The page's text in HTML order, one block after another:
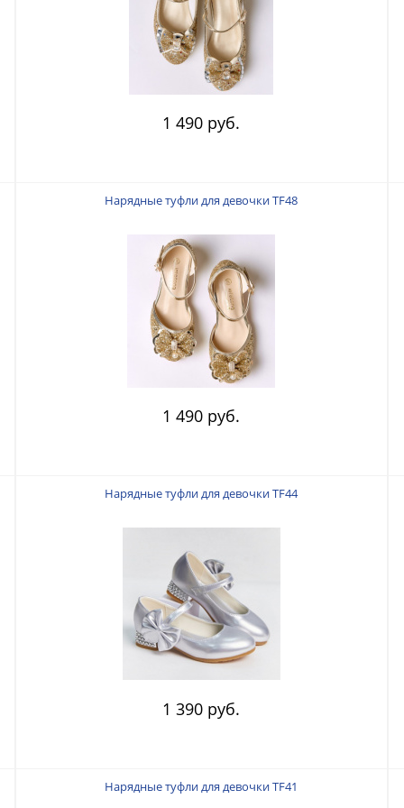
1 490 руб.
Нарядные туфли для девочки TF48
1 490 руб.
Нарядные туфли для девочки TF44
1 390 руб.
Нарядные туфли для девочки TF41